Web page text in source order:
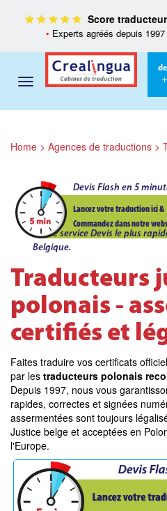
Score
• Experts agréés depuis 1997
Home > Agences de traductions >
Devis Flash en 5
Lancez votre traduction ici &
Commandez dans notre
Le service Devis le plus
Belgique.
Traducteurs
polonais -
certifiés et
Faites traduire vos certificats
par les traducteurs polonais
Depuis 1997, nous vous
rapides, correctes et signées
assermentées sont toujours
Justice belge et acceptées en
l'Europe.